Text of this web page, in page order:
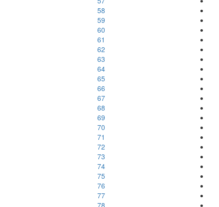
58
59
60
61
62
63
64
65
66
67
68
69
70
71
72
73
74
75
76
77